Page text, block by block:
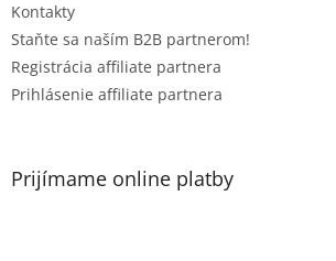
Kontakty
Staňte sa naším B2B partnerom!
Registrácia affiliate partnera
Prihlásenie affiliate partnera
Prijímame online platby